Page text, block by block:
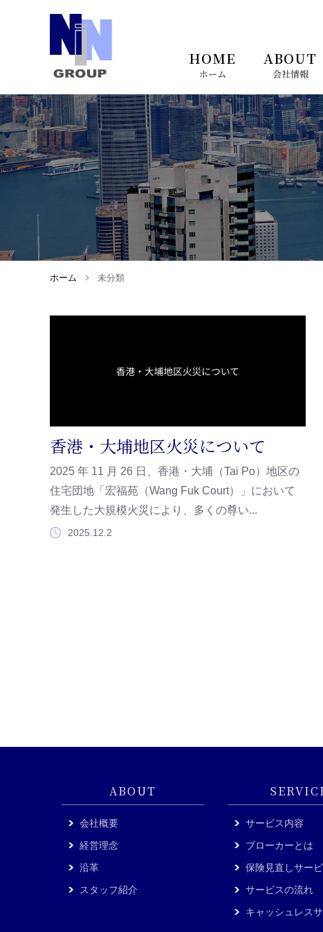
HOME
ホーム
ABOUT
会社情報
会社情報へ
会社概要
サービスへ
サービス内容
香港進出のお客
香港進出時に必要な保険
ホーム 未分類
香港・大埔地区火災について
2025 年 11 月 26 日、香港・大埔（Tai Po）地区の
住宅団地「宏福苑（Wang Fuk Court）」において
発生した大規模火災により、多くの尊い...
2025.12.2
ABOUT
会社概要
経営理念
沿革
スタッフ紹介
サービス内容
ブローカーとは
保険見直しサー
サービスの流れ
キャッシュレス